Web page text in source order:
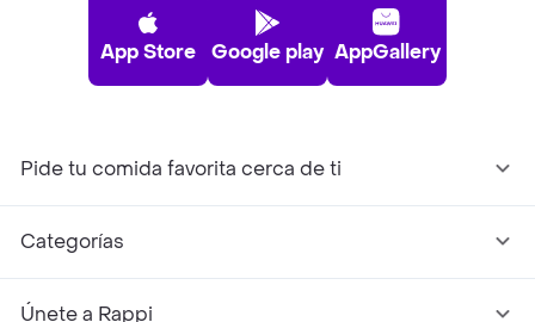
App Store Google play AppGallery
Pide tu comida favorita cerca de ti
Categorías
Únete a Rappi